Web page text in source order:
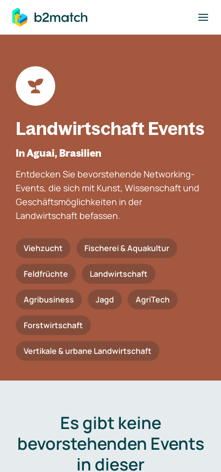
springen
Landwirtschaft Events
In Aguai, Brasilien
Entdecken Sie bevorstehende Networking-
Events, die sich mit Kunst, Wissenschaft und
Geschäftsmöglichkeiten in der
Landwirtschaft befassen.
Viehzucht Fischerei & Aquakultur
Feldfrüchte Landwirtschaft
Agribusiness Jagd AgriTech
Forstwirtschaft
Vertikale & urbane Landwirtschaft
Es gibt keine
bevorstehenden Events
in dieser